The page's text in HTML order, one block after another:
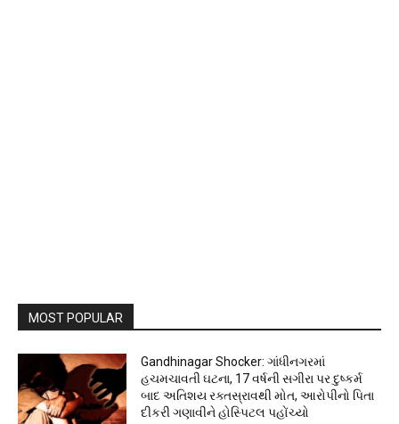
MOST POPULAR
Gandhinagar Shocker: ગાંધીનગરમાં
હચમચાવતી ઘટના, 17 વર્ષની સગીરા પર દુષ્કર્મ
બાદ અતિશય રક્તસ્રાવથી મોત, આરોપીનો પિતા
દીકરી ગણાવીને હોસ્પિટલ પહોંચ્યો